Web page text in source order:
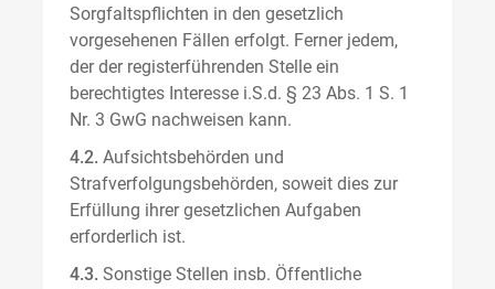
Sorgfaltspflichten in den gesetzlich
vorgesehenen Fällen erfolgt. Ferner jedem,
der der registerführenden Stelle ein
berechtigtes Interesse i.S.d. § 23 Abs. 1 S. 1
Nr. 3 GwG nachweisen kann.
4.2. Aufsichtsbehörden und
Strafverfolgungsbehörden, soweit dies zur
Erfüllung ihrer gesetzlichen Aufgaben
erforderlich ist.
4.3. Sonstige Stellen insb. Öffentliche